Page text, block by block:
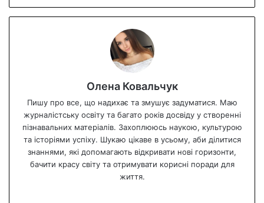
Олена Ковальчук
Пишу про все, що надихає та змушує задуматися. Маю
журналістську освіту та багато років досвіду у створенні
пізнавальних матеріалів. Захоплююсь наукою, культурою
та історіями успіху. Шукаю цікаве в усьому, аби ділитися
знаннями, які допомагають відкривати нові горизонти,
бачити красу світу та отримувати корисні поради для
життя.